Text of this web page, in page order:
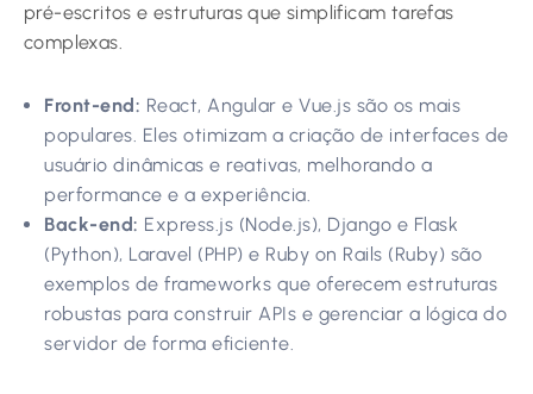
pré-escritos e estruturas que simplificam tarefas
complexas.
Front-end: React, Angular e Vue.js são os mais
populares. Eles otimizam a criação de interfaces de
usuário dinâmicas e reativas, melhorando a
performance e a experiência.
Back-end: Express.js (Node.js), Django e Flask
(Python), Laravel (PHP) e Ruby on Rails (Ruby) são
exemplos de frameworks que oferecem estruturas
robustas para construir APIs e gerenciar a lógica do
servidor de forma eficiente.